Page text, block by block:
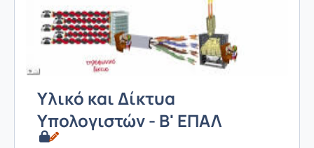
Υλικό και Δίκτυα
Υπολογιστών - Β' ΕΠΑΛ